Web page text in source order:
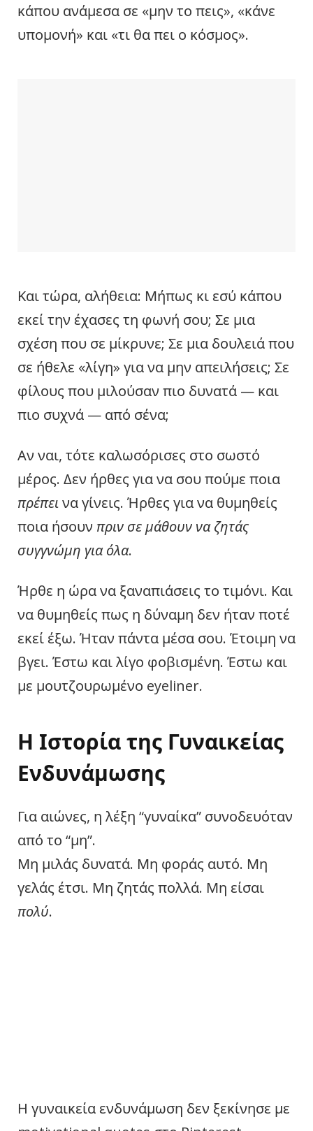
κάπου ανάμεσα σε «μην το πεις», «κάνε
υπομονή» και «τι θα πει ο κόσμος».
Και τώρα, αλήθεια: Μήπως κι εσύ κάπου
εκεί την έχασες τη φωνή σου; Σε μια
σχέση που σε μίκρυνε; Σε μια δουλειά που
σε ήθελε «λίγη» για να μην απειλήσεις; Σε
φίλους που μιλούσαν πιο δυνατά — και
πιο συχνά — από σένα;
Αν ναι, τότε καλωσόρισες στο σωστό
μέρος. Δεν ήρθες για να σου πούμε ποια
πρέπεινα γίνεις. Ήρθες για να θυμηθείς
ποια ήσουν πριν σε μάθουν να ζητάς
συγγνώμη για όλα.
Ήρθε η ώρα να ξαναπιάσεις το τιμόνι. Και
να θυμηθείς πως η δύναμη δεν ήταν ποτέ
εκεί έξω. Ήταν πάντα μέσα σου. Έτοιμη να
βγει. Έστω και λίγο φοβισμένη. Έστω και
με μουτζουρωμένο eyeliner.
Η Ιστορία της Γυναικείας
Ενδυνάμωσης
Για αιώνες, η λέξη “γυναίκα” συνοδευόταν
από το “μη”.
Μη μιλάς δυνατά. Μη φοράς αυτό. Μη
γελάς έτσι. Μη ζητάς πολλά. Μη είσαι
πολύ.
Η γυναικεία ενδυνάμωση δεν ξεκίνησε με